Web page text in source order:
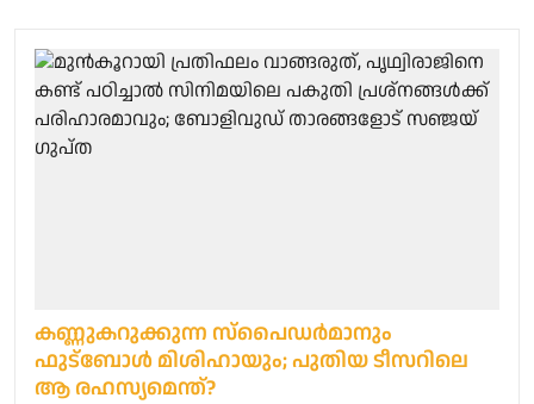
കണ്ണുകറുക്കുന്ന സ്‌പൈഡര്‍മാനും
ഫുട്‌ബോള്‍ മിശിഹായും; പുതിയ ടീസറിലെ
ആ രഹസ്യമെന്ത്?